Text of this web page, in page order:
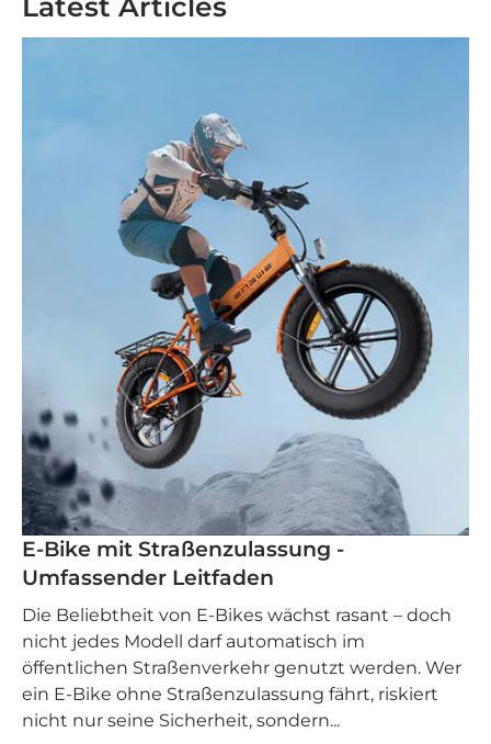
E-Bike mit Straßenzulassung -
Umfassender Leitfaden
Die Beliebtheit von E-Bikes wächst rasant – doch
nicht jedes Modell darf automatisch im
öffentlichen Straßenverkehr genutzt werden. Wer
ein E-Bike ohne Straßenzulassung fährt, riskiert
nicht nur seine Sicherheit, sondern...